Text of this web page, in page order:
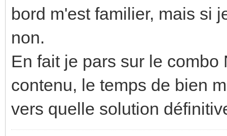
bord m'est familier, mais si
non.
En fait je pars sur le
contenu, le temps de bien
vers quelle solution